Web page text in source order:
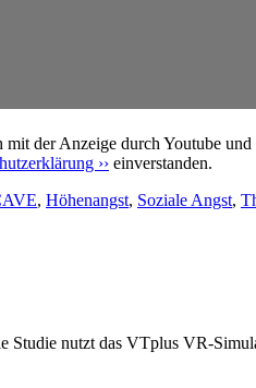
der Anzeige durch Youtube und
›› einverstanden.
, Höhenangst, Soziale Angst,
nutzt das VTplus VR-